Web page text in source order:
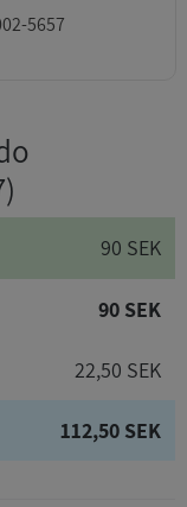
5657
90 SEK
90 SEK
22,50 SEK
112,50 SEK